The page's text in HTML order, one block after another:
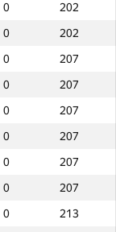
0
202
0
202
0
207
0
207
0
207
0
207
0
207
0
207
0
213
0
202
0
202
0
207
0
207
0
207
0
207
0
207
0
207
0
213